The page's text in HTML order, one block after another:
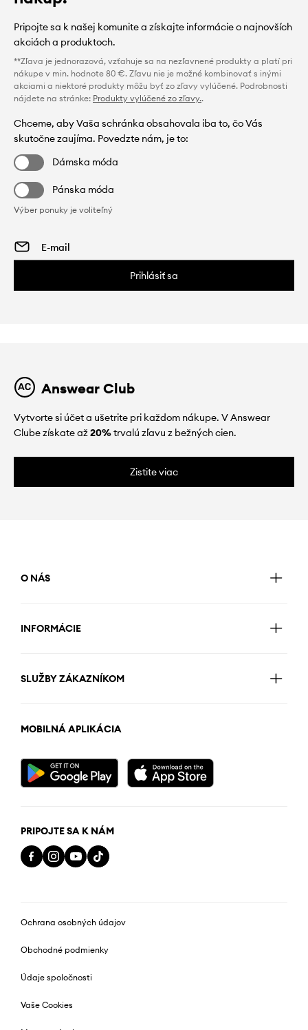
Pripojte sa k našej komunite a získajte informácie o najnovších
akciách a produktoch.
**Zľava je jednorazová, vzťahuje sa na nezľavnené produkty a platí pri
nákupe v min. hodnote 80 €. Zľavu nie je možné kombinovať s inými
akciami a niektoré produkty môžu byť zo zľavy vylúčené. Podrobnosti
nájdete na stránke: Produkty vylúčené zo zľavy..
Chceme, aby Vaša schránka obsahovala iba to, čo Vás
skutočne zaujíma. Povedzte nám, je to:
Dámska móda
Pánska móda
Výber ponuky je voliteľný
Prihlásiť sa
Answear Club
Vytvorte si účet a ušetrite pri každom nákupe. V Answear
Clube získate až20%trvalú zľavu z bežných cien.
Zistite viac
O NÁS
INFORMÁCIE
SLUŽBY ZÁKAZNÍKOM
MOBILNÁ APLIKÁCIA
PRIPOJTE SA K NÁM
Ochrana osobných údajov
Obchodné podmienky
Údaje spoločnosti
Vaše Cookies